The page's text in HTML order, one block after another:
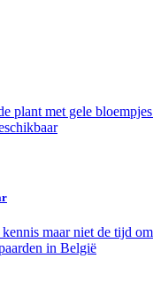
plant met gele
maar niet de tijd